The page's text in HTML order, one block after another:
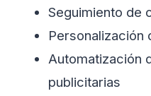
Seguimiento de
Personalización
Automatización
publicitarias